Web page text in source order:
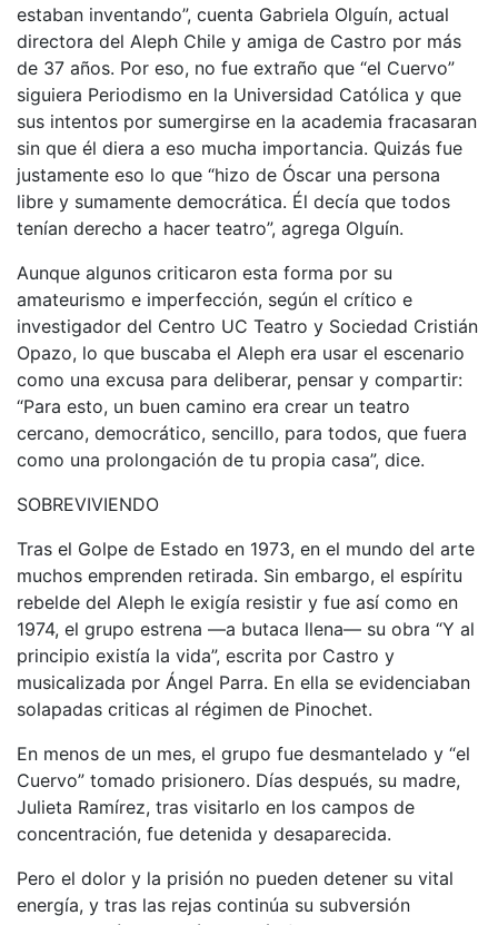
estaban inventando”, cuenta Gabriela Olguín, actual
directora del Aleph Chile y amiga de Castro por más
de 37 años. Por eso, no fue extraño que “el Cuervo”
siguiera Periodismo en la Universidad Católica y que
sus intentos por sumergirse en la academia fracasaran
sin que él diera a eso mucha importancia. Quizás fue
justamente eso lo que “hizo de Óscar una persona
libre y sumamente democrática. Él decía que todos
tenían derecho a hacer teatro”, agrega Olguín.
Aunque algunos criticaron esta forma por su
amateurismo e imperfección, según el crítico e
investigador del Centro UC Teatro y Sociedad Cristián
Opazo, lo que buscaba el Aleph era usar el escenario
como una excusa para deliberar, pensar y compartir:
“Para esto, un buen camino era crear un teatro
cercano, democrático, sencillo, para todos, que fuera
como una prolongación de tu propia casa”, dice.
SOBREVIVIENDO
Tras el Golpe de Estado en 1973, en el mundo del arte
muchos emprenden retirada. Sin embargo, el espíritu
rebelde del Aleph le exigía resistir y fue así como en
1974, el grupo estrena —a butaca llena— su obra “Y al
principio existía la vida”, escrita por Castro y
musicalizada por Ángel Parra. En ella se evidenciaban
solapadas criticas al régimen de Pinochet.
En menos de un mes, el grupo fue desmantelado y “el
Cuervo” tomado prisionero. Días después, su madre,
Julieta Ramírez, tras visitarlo en los campos de
concentración, fue detenida y desaparecida.
Pero el dolor y la prisión no pueden detener su vital
energía, y tras las rejas continúa su subversión